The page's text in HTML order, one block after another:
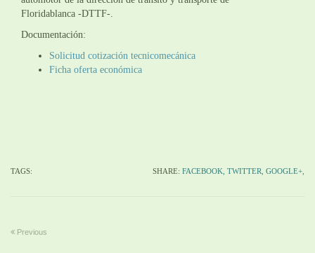
Floridablanca -DTTF-.
Documentación:
Solicitud cotización tecnicomecánica
Ficha oferta económica
TAGS: SHARE: FACEBOOK, TWITTER, GOOGLE+,
Previous